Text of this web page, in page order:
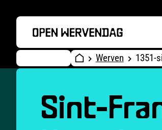
Werven 1351-
Sint-